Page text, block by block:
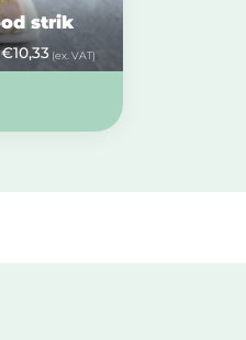
strik
€10,33 (ex. VAT)